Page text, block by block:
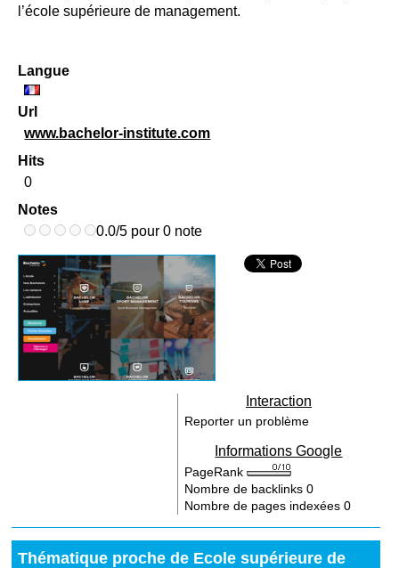
l’école supérieure de management.
Langue
Url
www.bachelor-institute.com
Hits
0
Notes
0.0/5 pour 0 note
Interaction
Reporter un problème
Informations Google
PageRank
Nombre de backlinks0
Nombre de pages indexées0
Thématique proche de Ecole supérieure de